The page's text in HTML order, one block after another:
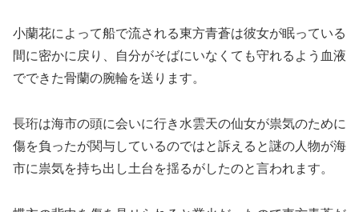
小蘭花によって船で流される東方青蒼は彼女が眠っている
間に密かに戻り、自分がそばにいなくても守れるよう血液
でできた骨蘭の腕輪を送ります。
長珩は海市の頭に会いに行き水雲天の仙女が祟気のために
傷を負ったが関与しているのではと訴えると謎の人物が海
市に祟気を持ち出し土台を揺るがしたのと言われます。